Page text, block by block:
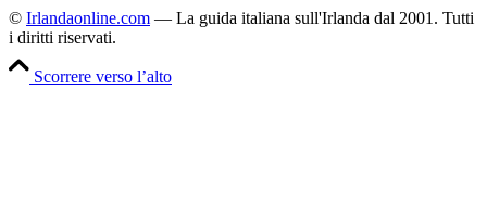
© Irlandaonline.com — La guida italiana sull'Irlanda dal 2001. Tutti
i diritti riservati.
Scorrere verso l’alto